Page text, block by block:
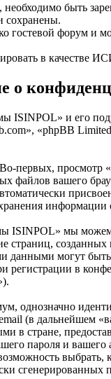
быть
сохранены.
гостевой форум и
в качестве
о
ISINPOL» и его
«phpBB
первых,
файлов вашего
ISINPOL» мы
страниц,
данными могут
регистрации в
однозначно
(в дальнейшем
в стране,
пароля и
выбрать,